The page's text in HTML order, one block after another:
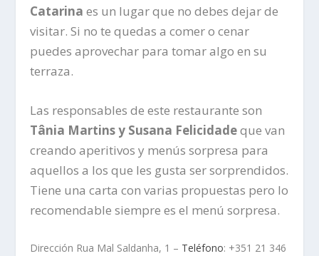
Catarina es un lugar que no debes dejar de
visitar. Si no te quedas a comer o cenar
puedes aprovechar para tomar algo en su
terraza.
Las responsables de este restaurante son
Tânia Martins y Susana Felicidadeque van
creando aperitivos y menús sorpresa para
aquellos a los que les gusta ser sorprendidos.
Tiene una carta con varias propuestas pero lo
recomendable siempre es el menú sorpresa.
Dirección Rua Mal Saldanha, 1 – Teléfono: +351 21 346